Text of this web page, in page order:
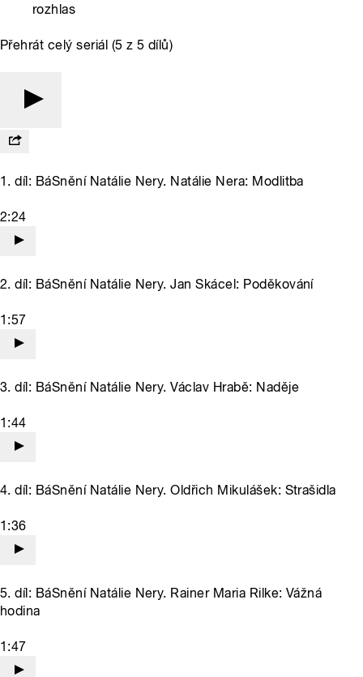
rozhlas
Přehrát celý seriál (5 z 5 dílů)
1. díl: BáSnění Natálie Nery. Natálie Nera: Modlitba
2:24
2. díl: BáSnění Natálie Nery. Jan Skácel: Poděkování
1:57
3. díl: BáSnění Natálie Nery. Václav Hrabě: Naděje
1:44
4. díl: BáSnění Natálie Nery. Oldřich Mikulášek: Strašidla
1:36
5. díl: BáSnění Natálie Nery. Rainer Maria Rilke: Vážná
hodina
1:47